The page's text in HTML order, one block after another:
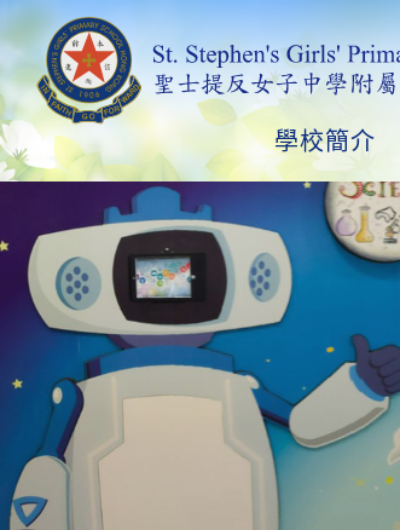
學校簡介